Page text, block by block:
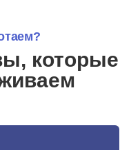
которые